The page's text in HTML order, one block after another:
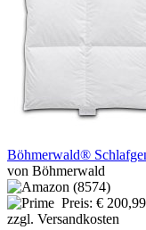
Böhmerwald®
von Böhmerwald
Preis: € 200,99
zzgl. Versandkosten